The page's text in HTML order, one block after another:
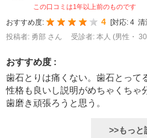
この口コミは1年以上前のものです
おすすめ度: 4 対応: 4 清
投稿者: 勇部 さん
受診者: 本人 (男性・
おすすめ度 :
歯石とりは痛くない。歯石とって
性格も良いし説明がめちゃくちゃ
歯磨き頑張ろうと思う。
>>もっと